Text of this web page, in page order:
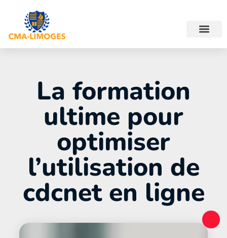
La formation
ultime pour
optimiser
l’utilisation de
cdcnet en ligne